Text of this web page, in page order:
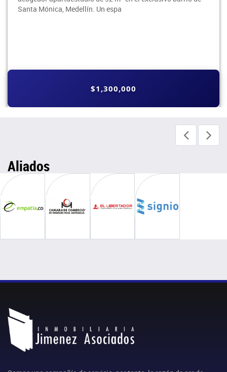
Santa Mónica, Medellín. Un espa
$1,300,000
Aliados